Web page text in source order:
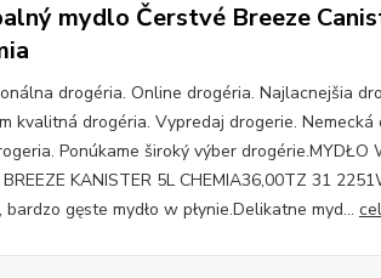
mydlo Čerstvé Breeze
drogéria. Online drogéria. Najlacnejšia
kvalitná drogéria. Vypredaj drogerie. Nemecká
Ponúkame široký výber drogérie.MYDŁO
BREEZE KANISTER 5L CHEMIA36,00TZ 31
bardzo gęste mydło w płynie.Delikatne myd...